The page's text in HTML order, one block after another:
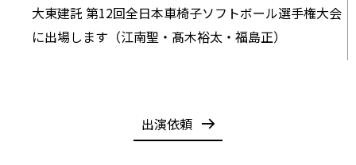
大東建託 第12回全日本車椅子ソフトボール選手権大会
に出場します（江南聖・髙木裕太・福島正）
出演依頼